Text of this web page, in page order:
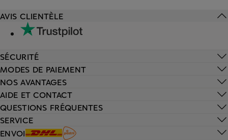
AIDE ET CONTACT
QUESTIONS FRÉQUENTES
SERVICE
ENVOI
AVIS CLIENTÈLE
SÉCURITÉ
MODES DE PAIEMENT
NOS AVANTAGES